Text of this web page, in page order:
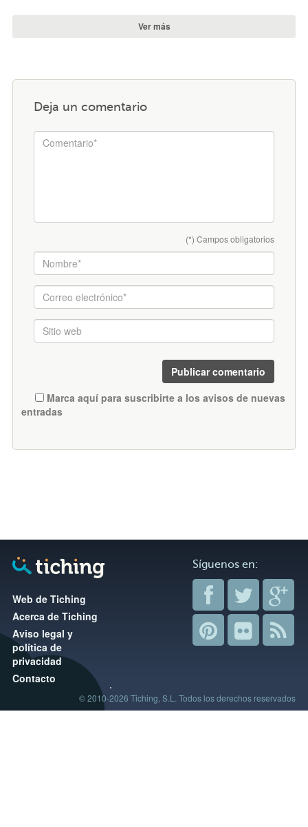
Ver más
Deja un comentario
(*) Campos obligatorios
Marca aquí para suscribirte a los avisos de nuevas
entradas
Web de Tiching
Acerca de Tiching
Aviso legal y
política de
privacidad
Contacto
Síguenos en:
© 2010-2026 Tiching, S.L. Todos los derechos reservados